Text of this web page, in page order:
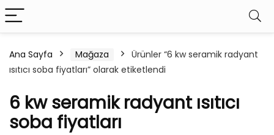
Ana Sayfa Mağaza
Ürünler “6 kw seramik radyant
ısıtıcı soba fiyatları” olarak etiketlendi
6 kw seramik radyant ısıtıcı
soba fiyatları